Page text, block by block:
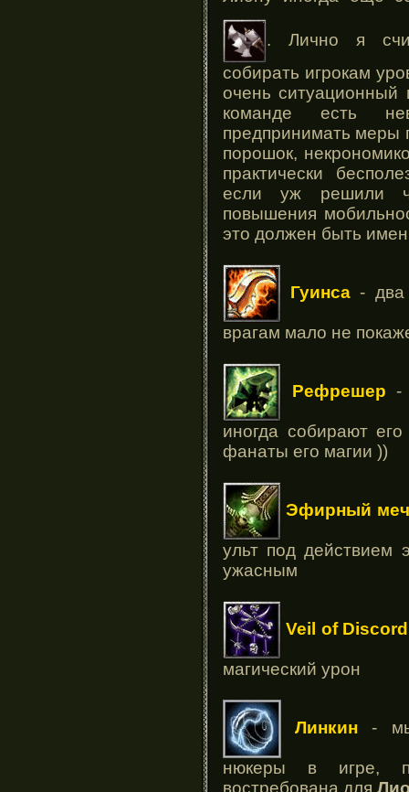
. Лично я
собирать игрокам
очень
команде есть
предпринимать меры
порошок,
практически
если уж решили
повышения
это должен быть
Гуинса - два
врагам мало не
Рефрешер -
иногда собирают
фанаты его магии ))
Эфирный меч
ульт под действием
ужасным
Veil of Discord
магический урон
Линкин - мы
нюкеры в игре,
востребована для